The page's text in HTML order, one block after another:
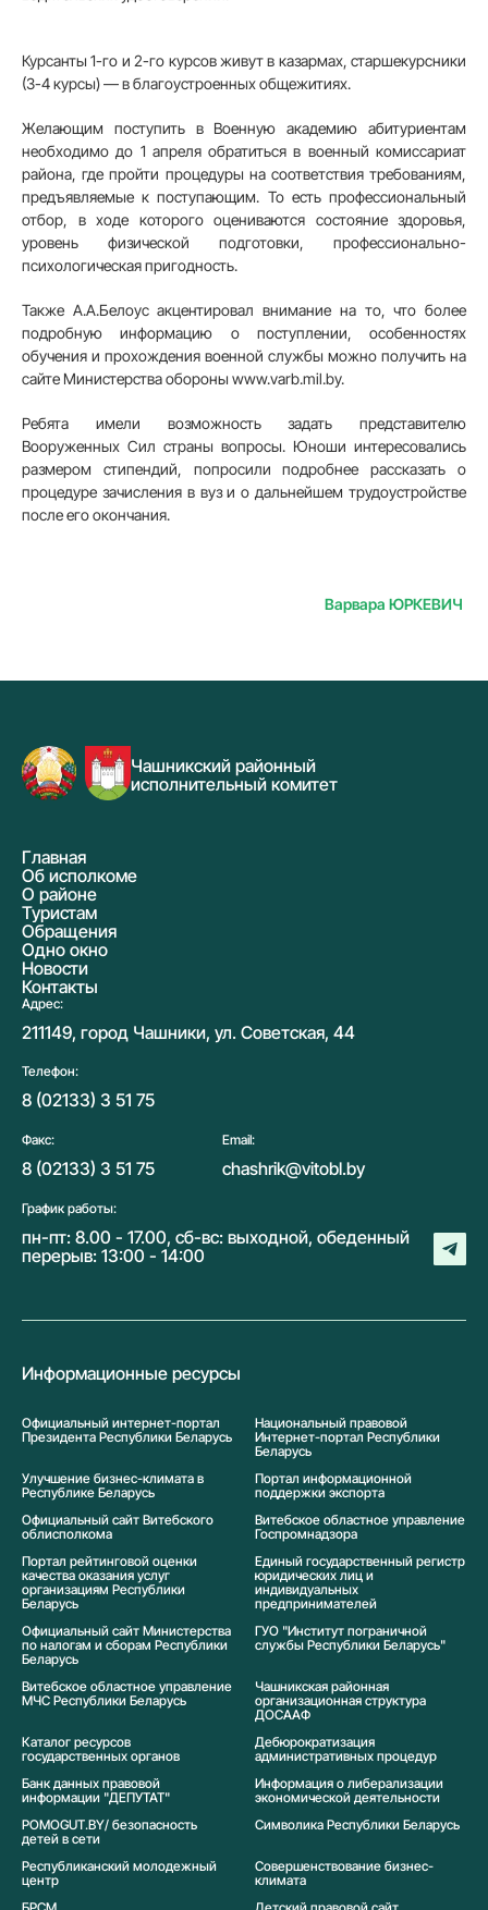
Курсанты 1-го и 2-го курсов живут в казармах, старшекурсники
(3-4 курсы) — в благоустроенных общежитиях.
Желающим поступить в Военную академию абитуриентам
необходимо до 1 апреля обратиться в военный комиссариат
района, где пройти процедуры на соответствия требованиям,
предъявляемые к поступающим. То есть профессиональный
отбор, в ходе которого оцениваются состояние здоровья,
уровень физической подготовки, профессионально-
психологическая пригодность.
Также А.А.Белоус акцентировал внимание на то, что более
подробную информацию о поступлении, особенностях
обучения и прохождения военной службы можно получить на
сайте Министерства обороны www.varb.mil.by.
Ребята имели возможность задать представителю
Вооруженных Сил страны вопросы. Юноши интересовались
размером стипендий, попросили подробнее рассказать о
процедуре зачисления в вуз и о дальнейшем трудоустройстве
после его окончания.
Варвара ЮРКЕВИЧ
Чашникский районный
исполнительный комитет
Главная
Об исполкоме
О районе
Туристам
Обращения
Одно окно
Новости
Контакты
Адрес:
211149, город Чашники, ул. Советская, 44
Телефон:
8 (02133) 3 51 75
Факс:
8 (02133) 3 51 75
Email:
chashrik@vitobl.by
График работы:
пн-пт: 8.00 - 17.00, сб-вс: выходной, обеденный
перерыв: 13:00 - 14:00
Информационные ресурсы
Официальный интернет-портал
Президента Республики Беларусь
Национальный правовой
Интернет-портал Республики
Беларусь
Улучшение бизнес-климата в
Республике Беларусь
Портал информационной
поддержки экспорта
Официальный сайт Витебского
облисполкома
Витебское областное управление
Госпромнадзора
Портал рейтинговой оценки
качества оказания услуг
организациям Республики
Беларусь
Единый государственный регистр
юридических лиц и
индивидуальных
предпринимателей
Официальный сайт Министерства
по налогам и сборам Республики
Беларусь
ГУО "Институт пограничной
службы Республики Беларусь"
Витебское областное управление
МЧС Республики Беларусь
Чашникская районная
организационная структура
ДОСААФ
Каталог ресурсов
государственных органов
Дебюрократизация
административных процедур
Банк данных правовой
информации "ДЕПУТАТ"
Информация о либерализации
экономической деятельности
POMOGUT.BY/ безопасность
детей в сети
Символика Реcпублики Беларусь
Республиканский молодежный
центр
Совершенствование бизнес-
климата